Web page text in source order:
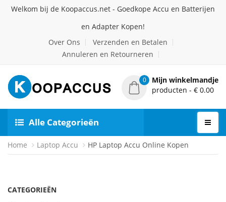
Welkom bij de Koopaccus.net - Goedkope Accu en Batterijen
en Adapter Kopen!
Over Ons
Verzenden en Betalen
Annuleren en Retourneren
0
Mijn winkelmandje
producten - € 0.00
Alle Categorieën
Home Laptop Accu HP Laptop Accu Online Kopen
CATEGORIEËN